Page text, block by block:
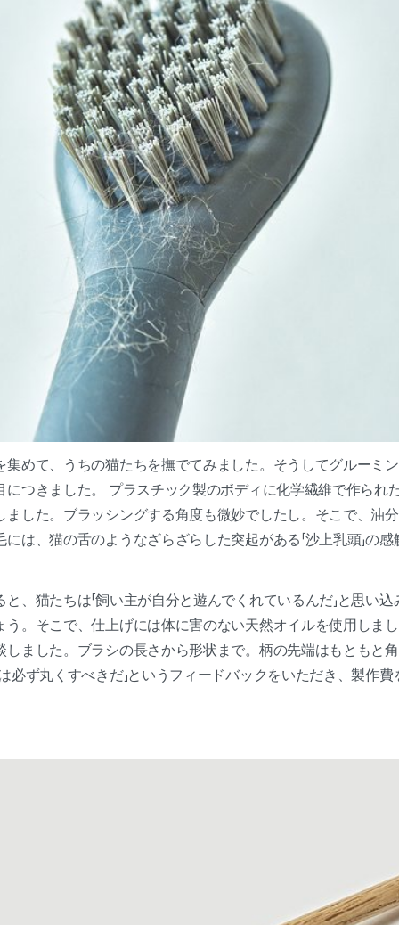
集めて、うちの猫たちを撫でてみました。そうしてグルーミ
につきました。 プラスチック製のボディに化学繊維で作られ
ました。ブラッシングする角度も微妙でしたし。そこで、油
は、猫の舌のようなざらざらした突起がある「沙上乳頭」の
、猫たちは「飼い主が自分と遊んでくれているんだ」と思い
う。そこで、仕上げには体に害のない天然オイルを使用しま
しました。ブラシの長さから形状まで。柄の先端はもともと
必ず丸くすべきだ」というフィードバックをいただき、製作